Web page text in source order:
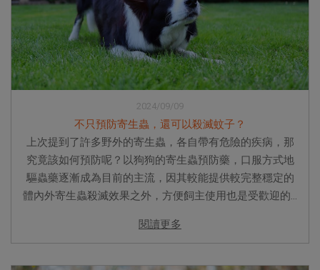
2024/09/09
不只預防寄生蟲，還可以殺滅蚊子？
上次提到了許多野外的寄生蟲，各自帶有危險的疾病，那
究竟該如何預防呢？以狗狗的寄生蟲預防藥，口服方式地
驅蟲藥逐漸成為目前的主流，因其較能提供較完整穩定的
體內外寄生蟲殺滅效果之外，方便飼主使用也是受歡迎的...
閱讀更多